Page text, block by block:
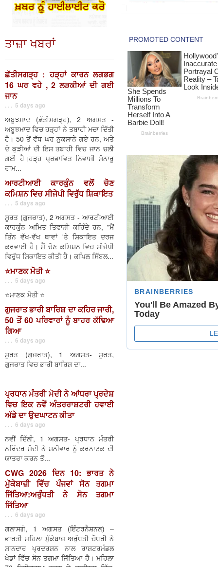
ਤਾਜ਼ਾ ਖਬਰਾਂ
ਛੱਤੀਸਗੜ੍ਹ : ਹੜ੍ਹਾਂ ਕਾਰਨ ਲਗਭਗ
16 ਘਰ ਵਹੇ , 2 ਲੜਕੀਆਂ ਦੀ ਗਈ
ਜਾਨ
. . . 5 days ago
ਅਬੂਝਮਾਦ (ਛੱਤੀਸਗੜ੍ਹ), 2 ਅਗਸਤ -
ਅਬੂਝਮਾਦ ਵਿਚ ਹੜ੍ਹਾਂ ਨੇ ਤਬਾਹੀ ਮਚਾ ਦਿੱਤੀ
ਹੈ। 50 ਤੋਂ ਵੱਧ ਘਰ ਨੁਕਸਾਨੇ ਗਏ ਹਨ, ਅਤੇ
ਦੋ ਕੁੜੀਆਂ ਦੀ ਇਸ ਤਬਾਹੀ ਵਿਚ ਜਾਨ ਚਲੀ
ਗਈ ਹੈ।ਹੜ੍ਹ ਪ੍ਰਭਾਵਿਤ ਨਿਵਾਸੀ ਸੋਨਾਰੂ
ਰਾਮ...
ਆਰਟੀਆਈ ਕਾਰਕੁੰਨ ਵਲੋਂ ਚੋਣ
ਕਮਿਸ਼ਨ ਵਿਚ ਸੀਜੇਪੀ ਵਿਰੁੱਧ ਸ਼ਿਕਾਇਤ
. . . 5 days ago
ਸੂਰਤ (ਗੁਜਰਾਤ), 2 ਅਗਸਤ - ਆਰਟੀਆਈ
ਕਾਰਕੁੰਨ ਅਮਿਤ ਤਿਵਾੜੀ ਕਹਿੰਦੇ ਹਨ, "ਮੈਂ
ਤਿੰਨ ਵੱਖ-ਵੱਖ ਥਾਵਾਂ 'ਤੇ ਸ਼ਿਕਾਇਤ ਦਰਜ
ਕਰਵਾਈ ਹੈ। ਮੈਂ ਚੋਣ ਕਮਿਸ਼ਨ ਵਿਚ ਸੀਜੇਪੀ
ਵਿਰੁੱਧ ਸ਼ਿਕਾਇਤ ਕੀਤੀ ਹੈ। ਕਪਿਲ ਸਿੱਬਲ...
⭐️ਮਾਣਕ ਮੋਤੀ ⭐️
. . . 5 days ago
⭐️ਮਾਣਕ ਮੋਤੀ ⭐️
ਗੁਜਰਾਤ ਭਾਰੀ ਬਾਰਿਸ਼ ਦਾ ਕਹਿਰ ਜਾਰੀ,
50 ਤੋਂ 60 ਪਰਿਵਾਰਾਂ ਨੂੰ ਬਾਹਰ ਕੱਢਿਆ
ਗਿਆ
. . . 6 days ago
ਸੂਰਤ (ਗੁਜਰਾਤ), 1 ਅਗਸਤ- ਸੂਰਤ,
ਗੁਜਰਾਤ ਵਿਚ ਭਾਰੀ ਬਾਰਿਸ਼ ਦਾ...
ਪ੍ਰਧਾਨ ਮੰਤਰੀ ਮੋਦੀ ਨੇ ਆਂਧਰਾ ਪ੍ਰਦੇਸ਼
ਵਿਚ ਇਕ ਨਵੇਂ ਅੰਤਰਰਾਸ਼ਟਰੀ ਹਵਾਈ
ਅੱਡੇ ਦਾ ਉਦਘਾਟਨ ਕੀਤਾ
. . . 6 days ago
ਨਵੀਂ ਦਿੱਲੀ, 1 ਅਗਸਤ- ਪ੍ਰਧਾਨ ਮੰਤਰੀ
ਨਰਿੰਦਰ ਮੋਦੀ ਨੇ ਸ਼ਨੀਵਾਰ ਨੂੰ ਕਰਨਾਟਕ ਦੀ
ਯਾਤਰਾ ਕਰਨ ਤੋਂ...
CWG 2026 ਦਿਨ 10: ਭਾਰਤ ਨੇ
ਮੁੱਕੇਬਾਜ਼ੀ ਵਿੱਚ ਪੰਜਵਾਂ ਸੋਨ ਤਗਮਾ
ਜਿੱਤਿਆ:ਅਰੁੰਧਤੀ ਨੇ ਸੋਨ ਤਗਮਾ
ਜਿੱਤਿਆ
. . . 6 days ago
ਗਲਾਸਗੋ, 1 ਅਗਸਤ (ਇੰਟਰਨੈਸ਼ਨਲ) –
ਭਾਰਤੀ ਮਹਿਲਾ ਮੁੱਕੇਬਾਜ਼ ਅਰੁੰਧਤੀ ਚੌਧਰੀ ਨੇ
ਸ਼ਾਨਦਾਰ ਪ੍ਰਦਰਸ਼ਨ ਨਾਲ ਰਾਸ਼ਟਰਮੰਡਲ
ਖੇਡਾਂ ਵਿੱਚ ਸੋਨ ਤਗਮਾ ਜਿੱਤਿਆ ਹੈ। ਮਹਿਲਾ